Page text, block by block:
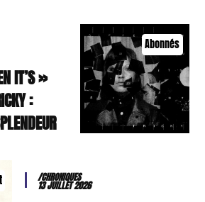
Abonnés
IT’S
:
!
/CHRONIQUES
13 JUILLET 2026